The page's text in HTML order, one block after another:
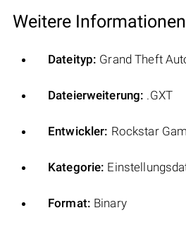
Weitere Informationen
Dateityp: Grand Theft
Dateierweiterung: .GXT
Entwickler: Rockstar
Kategorie:
Format: Binary